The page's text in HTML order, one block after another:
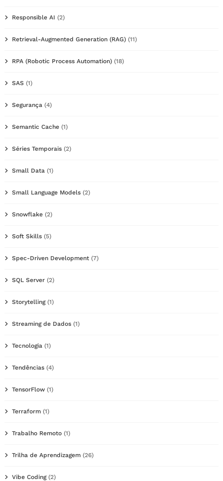
Responsible AI (2)
Retrieval-Augmented Generation (RAG) (11)
RPA (Robotic Process Automation) (18)
SAS (1)
Segurança (4)
Semantic Cache (1)
Séries Temporais (2)
Small Data (1)
Small Language Models (2)
Snowflake (2)
Soft Skills (5)
Spec-Driven Development (7)
SQL Server (2)
Storytelling(1)
Streaming de Dados (1)
Tecnologia (1)
Tendências (4)
TensorFlow (1)
Terraform (1)
Trabalho Remoto (1)
Trilha de Aprendizagem (26)
Vibe Coding(2)